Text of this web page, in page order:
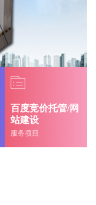
百度竞价托管/网
站建设
服务项目